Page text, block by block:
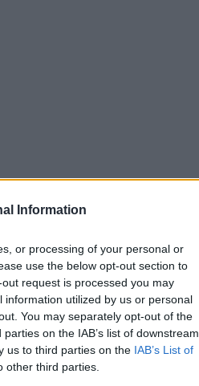
Information
or processing of your personal or
use the below opt-out section to
request is processed you may
utilized by us or personal
You may separately opt-out of the
on the IAB’s list of downstream
us to third parties on the IAB’s List of
other third parties.